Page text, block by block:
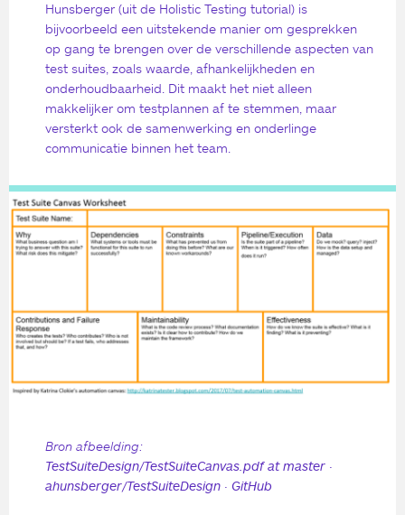
Hunsberger (uit de Holistic Testing tutorial) is
bijvoorbeeld een uitstekende manier om gesprekken
op gang te brengen over de verschillende aspecten van
test suites, zoals waarde, afhankelijkheden en
onderhoudbaarheid. Dit maakt het niet alleen
makkelijker om testplannen af te stemmen, maar
versterkt ook de samenwerking en onderlinge
communicatie binnen het team.
Bron afbeelding:
TestSuiteDesign/TestSuiteCanvas.pdf at master ·
ahunsberger/TestSuiteDesign · GitHub